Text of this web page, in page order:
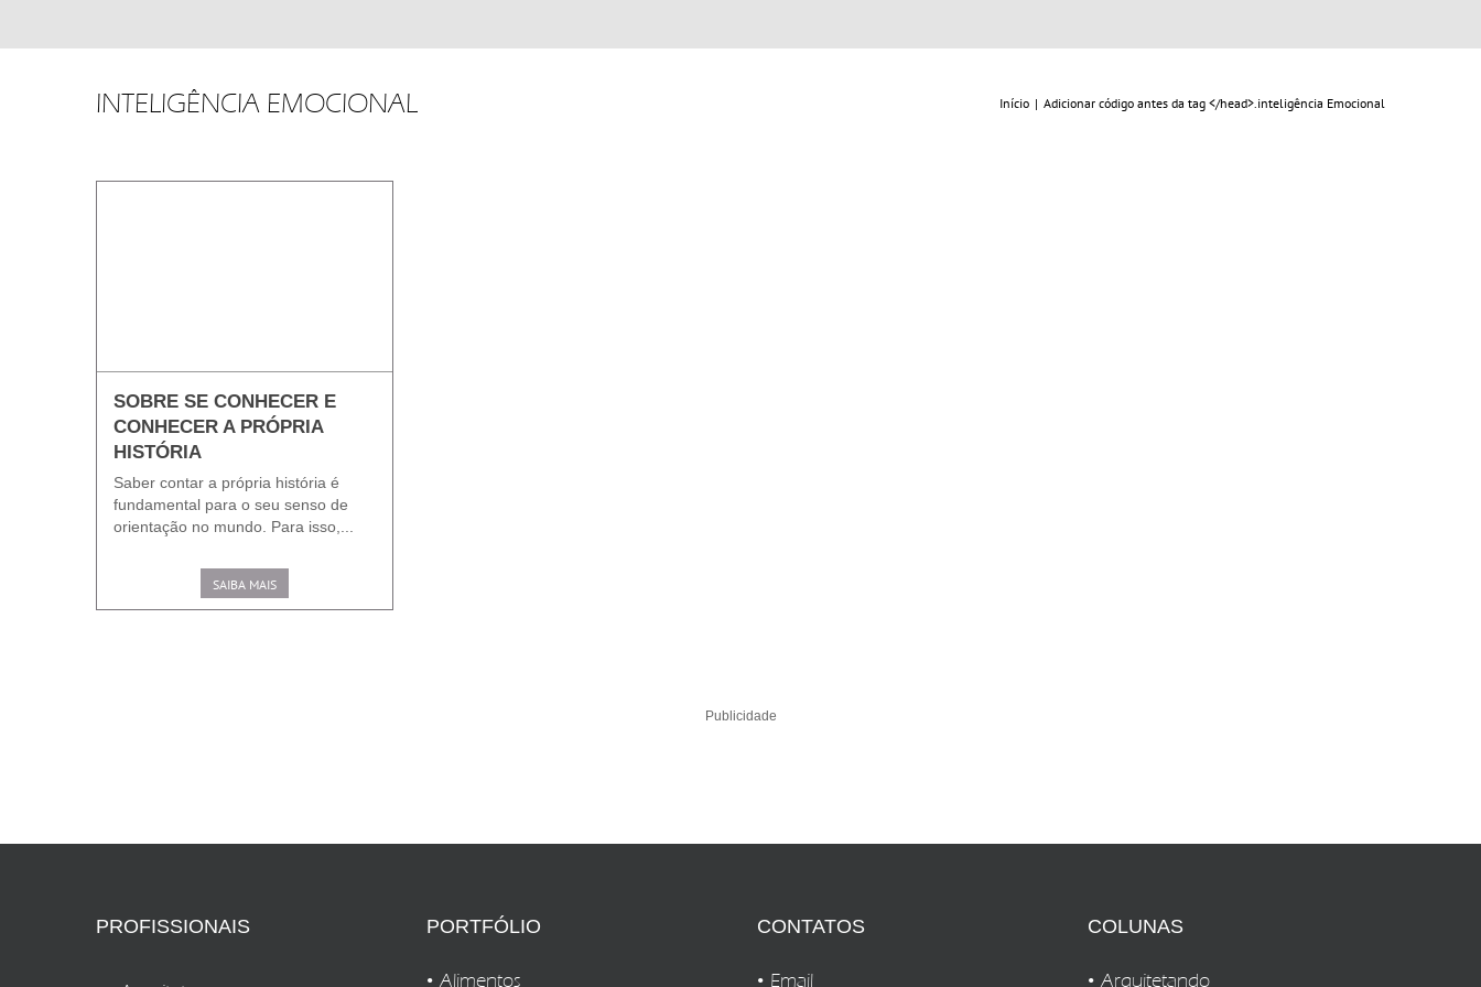
INTELIGÊNCIA EMOCIONAL Início | Adicionar código antes da tag </head>.inteligência Emocional
SOBRE SE CONHECER E
CONHECER A PRÓPRIA
HISTÓRIA
Saber contar a própria história é
fundamental para o seu senso de
orientação no mundo. Para isso,...
SAIBA MAIS
Publicidade
PROFISSIONAIS PORTFÓLIO
Alimentos
CONTATOS
Email
COLUNAS
Arquitetando